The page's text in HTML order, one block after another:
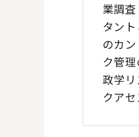
業調
タン
のカ
ク管
政学
クア